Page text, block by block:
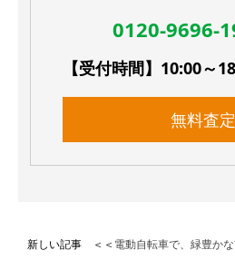
0120-9696-
【受付時間】10:00～
無料査定
新しい記事 ＜＜ 電動自転車で、緑豊か